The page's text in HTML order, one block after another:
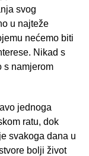
svog
u najteže
nećemo biti
Nikad s
s namjerom
jednoga
ratu, dok
svakoga dana u
bolji život